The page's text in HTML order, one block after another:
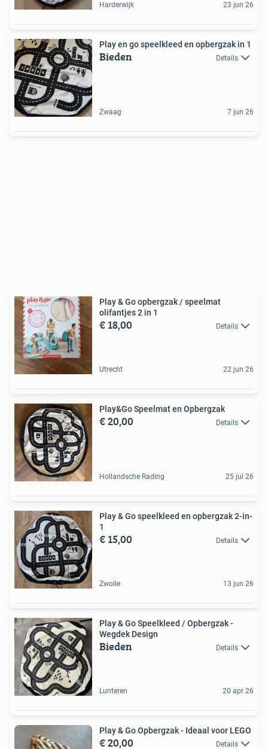
Harderwijk 23 jun 26
Play en go speelkleed en opbergzak in 1
Bieden Details
Zwaag 7 jun 26
Play & Go opbergzak / speelmat
olifantjes 2 in 1
€ 18,00 Details
Utrecht 22 jun 26
Play&Go Speelmat en Opbergzak
€ 20,00 Details
Hollandsche Rading 25 jul 26
Play & Go speelkleed en opbergzak 2-in-
1
€ 15,00 Details
Zwolle 13 jun 26
Play & Go Speelkleed / Opbergzak -
Wegdek Design
Bieden Details
Lunteren 20 apr 26
Play & Go Opbergzak - Ideaal voor LEGO
€ 20,00 Details